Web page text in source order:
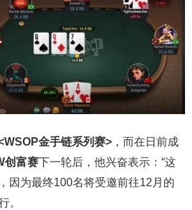
金手链系列赛> ，而在日前成
创富赛下一轮后，他兴奋表示：“这
因为最终100名将受邀前往12月的
。